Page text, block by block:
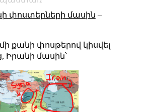
փոստերների մասին –
մի քանի փոսթերով կիսվել
Իրանի մասին՝